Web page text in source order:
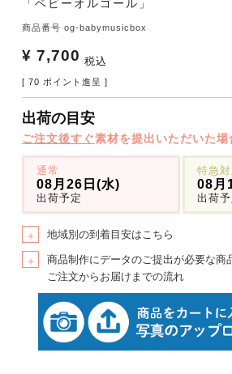
「ベビーオルゴール」
商品番号 og-babymusicbox
¥ 7,700 税込
[ 70 ポイント進呈 ]
出荷の目安
ご注文後すぐ素材を提出いただいた場
通常
08月26日(水)
出荷予定
特急対
08月
出荷予
＋ 地域別の到着目安はこちら
＋
商品制作にデータのご提出が必要な商
ご注文からお届けまでの流れ